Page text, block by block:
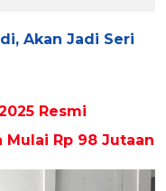
Akan Jadi Seri
Resmi
Mulai Rp 98 Jutaan